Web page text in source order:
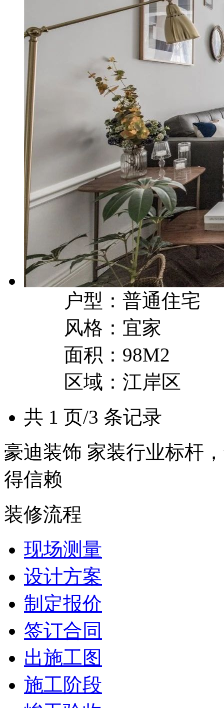
户型：普通住宅
风格：宜家
面积：98M2
区域：江岸区
共 1 页/3 条记录
豪迪装饰 家装行业标杆
得信赖
装修流程
现场测量
设计方案
制定报价
签订合同
出施工图
施工阶段